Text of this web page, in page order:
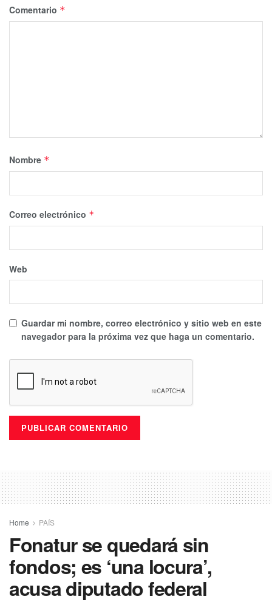
Comentario *
Nombre *
Correo electrónico *
Web
Guardar mi nombre, correo electrónico y sitio web en este
navegador para la próxima vez que haga un comentario.
Home PAÍS
Fonatur se quedará sin
fondos; es ‘una locura’,
acusa diputado federal